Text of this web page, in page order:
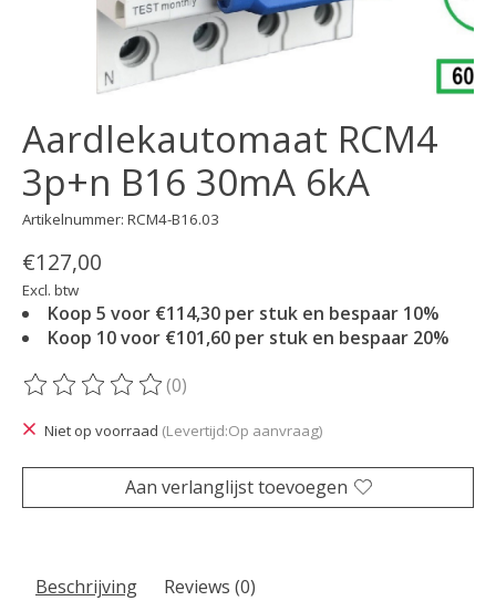
Aardlekautomaat RCM4
3p+n B16 30mA 6kA
Artikelnummer: RCM4-B16.03
€127,00
Excl. btw
Koop 5 voor €114,30 per stuk en bespaar 10%
Koop 10 voor €101,60 per stuk en bespaar 20%
De beoordeling van dit product is
(0)
Niet op voorraad (Levertijd:Op aanvraag)
Aan verlanglijst toevoegen
Beschrijving Reviews (0)